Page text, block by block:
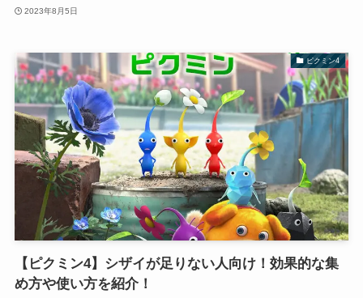
2023年8月5日
ピクミン4
【ピクミン4】シザイが足りない人向け！効果的な集
め方や使い方を紹介！